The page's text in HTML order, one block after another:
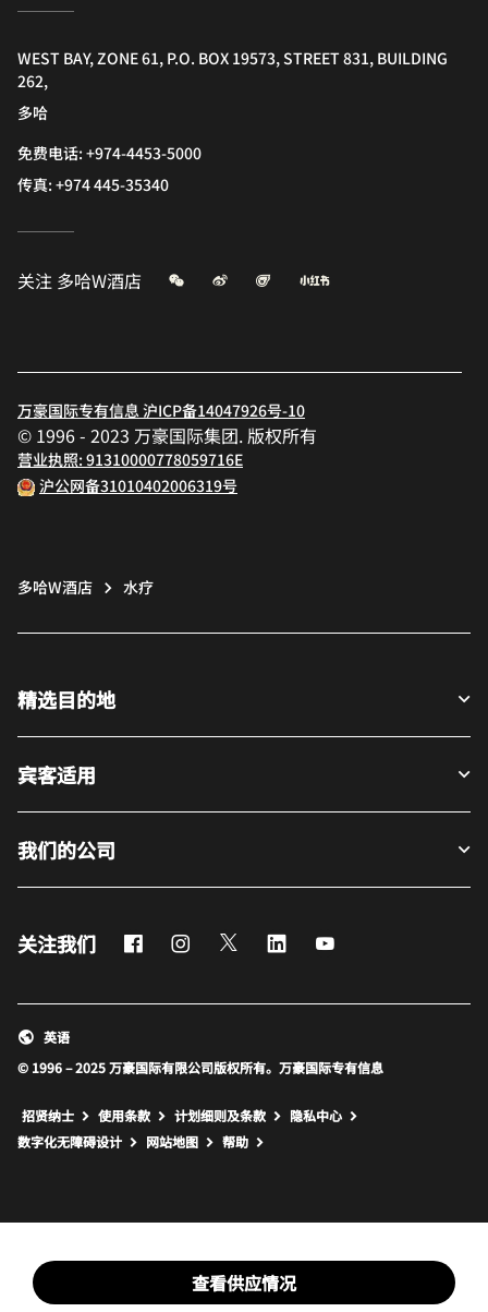
查看供应情况
WEST BAY, ZONE 61, P.O. BOX 19573, STREET 831, BUILDING
262,
多哈
免费电话:+974-4453-5000
传真:+974 445-35340
关注 多哈W酒店 微信 微博 飞猪 小红书
万豪国际专有信息 沪ICP备14047926号-10
© 1996 - 2023 万豪国际集团. 版权所有
营业执照: 91310000778059716E
沪公网备31010402006319号
多哈W酒店 水疗
精选目的地
宾客适用
我们的公司
关注我们 FacebookInstagram
Twitter LinkedIn
© 1996 – 2025 万豪国际有限公司版权所有。万豪国际专有信息
英语
招贤纳士 使用条款 计划细则及条款
隐私中心
数字化无障碍设计
网站地图 打开新窗口
帮助